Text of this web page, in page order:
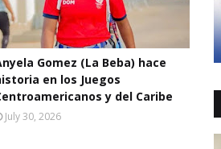
Gomez (La Beba) hace
en los Juegos
y del Caribe
July 30, 2026